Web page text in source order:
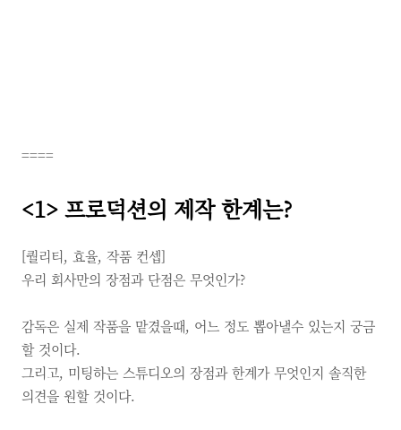
====
<1> 프로덕션의 제작 한계는?
[퀄리티, 효율, 작품 컨셉]
우리 회사만의 장점과 단점은 무엇인가?
감독은 실제 작품을 맡겼을때, 어느 정도 뽑아낼수 있는지 궁금
할 것이다.
그리고, 미팅하는 스튜디오의 장점과 한계가 무엇인지 솔직한
의견을 원할 것이다.